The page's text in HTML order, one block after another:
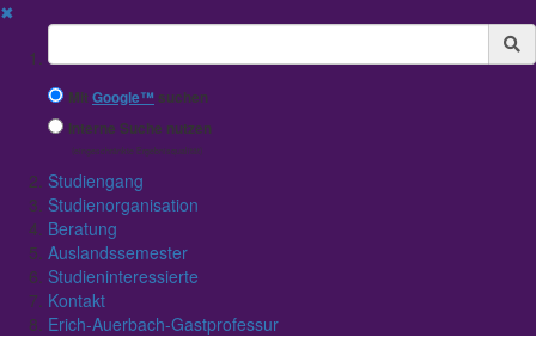
✖
Suchbegriff
MitGoogle™ suchen
Interne Suche nutzen
(eingeschränkte Ergebnisqualität)
Studiengang
Studienorganisation
Beratung
Auslandssemester
Studieninteressierte
Kontakt
Erich-Auerbach-Gastprofessur